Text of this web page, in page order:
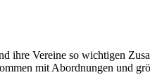
ihre Vereine so wichtigen
mit Abordnungen und